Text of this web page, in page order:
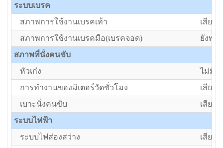
ระบบเบรค
สภาพการใช้งานเบรคเท้า
เสีย/ต้
สภาพการใช้งานเบรคมือ(เบรคจอด)
ยังพอ
สภาพที่นั่งคนขับ
หัวเก๋ง
ไม่มี
การทำงานของมิเตอร์วัดชั่วโมง
เสีย/ต้
เบาะนั่งคนขับ
เสีย/ต้
ระบบไฟฟ้า
ระบบไฟส่องสว่าง
เสีย/ต้